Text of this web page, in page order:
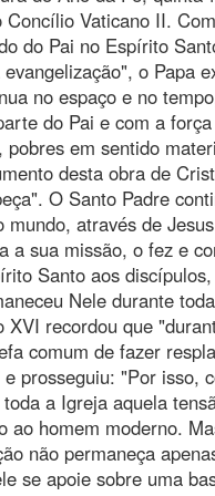
Vaticano II.
do Pai no Espírito
o Papa
no espaço e no
do Pai e com a
pobres em sentido
desta obra de
O Santo Padre
mundo, através de
a sua missão, o fez e
Santo aos
Nele durante
XVI recordou que
comum de fazer
prosseguiu: "Por isso,
a Igreja aquela
ao homem moderno.
não permaneça
se apoie sobre uma